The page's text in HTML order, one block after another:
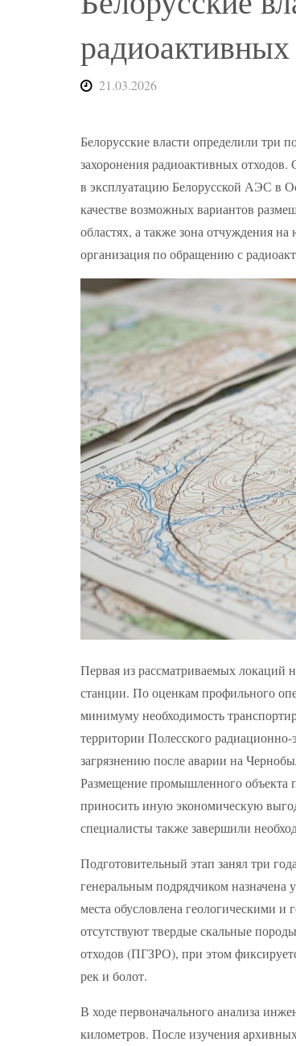
21.03.2026
Белорусские власти определили три
захоронения радиоактивных
в эксплуатацию Белорусской АЭС в
качестве возможных вариантов
областях, а также зона отчуждения на
организация по обращению с
Первая из рассматриваемых локаций
станции. По оценкам профильного
минимуму необходимость
территории Полесского
загрязнению после аварии на
Размещение промышленного объекта
приносить иную экономическую
специалисты также завершили
Подготовительный этап занял три
генеральным подрядчиком
места обусловлена геологическими
отсутствуют твердые скальные
отходов (ПГЗРО), при этом
рек и болот.
В ходе первоначального анализа
километров. После изучения